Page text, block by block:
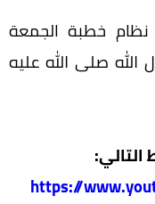
نظام خطبة الجمعة
الله صلى الله عليه
https://